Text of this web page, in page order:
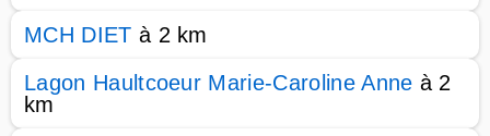
MCH DIET à 2 km
Lagon Haultcoeur Marie-Caroline Anne à 2
km